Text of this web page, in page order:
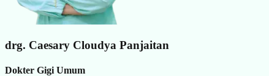
drg. Caesary Cloudya Panjaitan
Dokter Gigi Umum